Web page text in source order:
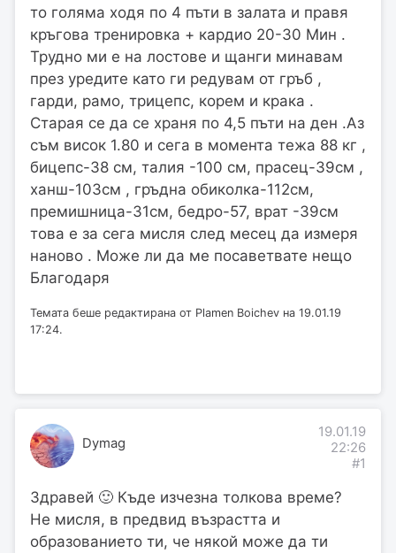
то голяма ходя по 4 пъти в залата и правя
кръгова тренировка + кардио 20-30 Мин .
Трудно ми е на лостове и щанги минавам
през уредите като ги редувам от гръб ,
гарди, рамо, трицепс, корем и крака .
Старая се да се храня по 4,5 пъти на ден .Аз
съм висок 1.80 и сега в момента тежа 88 кг ,
бицепс-38 см, талия -100 см, прасец-39см ,
ханш-103см , гръдна обиколка-112см,
премишница-31см, бедро-57, врат -39см
това е за сега мисля след месец да измеря
наново . Може ли да ме посаветвате нещо
Благодаря
Темата беше редактирана от Plamen Boichev на 19.01.19
17:24.
Dymag
19.01.19
22:26
#1
Здравей 🙂 Къде изчезна толкова време?
Не мисля, в предвид възрастта и
образованието ти, че някой може да ти